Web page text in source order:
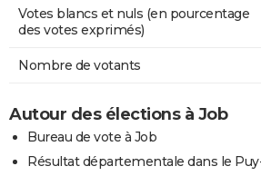
Votes blancs et nuls (en pourcentage
des votes exprimés)
Nombre de votants
Autour des élections à Job
Bureau de vote à Job
Résultat départementale dans le